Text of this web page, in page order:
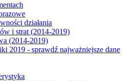
działania
i strat (2014-2019)
(2014-2019)
2019 - sprawdź najważniejsze dane